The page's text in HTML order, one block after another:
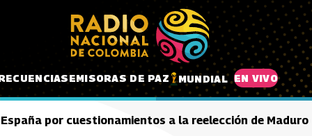
EMISORAS DE PAZ MUNDIAL EN VIVO
por cuestionamientos a la reelección de Maduro